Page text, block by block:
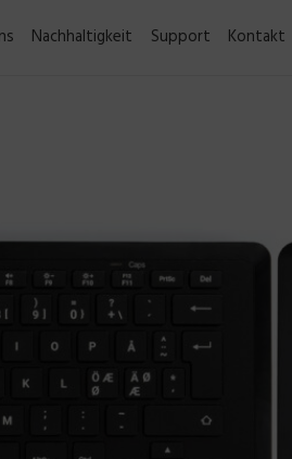
Nachhaltigkeit Support Kontakt